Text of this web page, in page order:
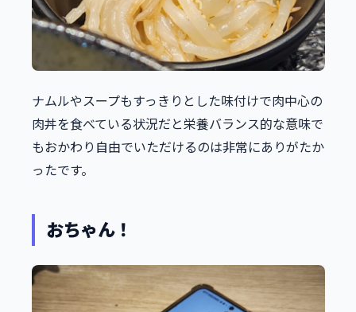
ナムルやスープもすっきりとした味付けで肉中心の
肉丼を食べている状況だと栄養バランス的な意味で
もおかわり自由でいただけるのは非常にありがたか
ったです。
おちゃん！